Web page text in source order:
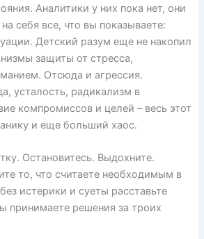
Аналитики у них пока нет, они
себя все, что вы показываете:
Детский разум еще не накопил
защиты от стресса,
Отсюда и агрессия.
усталость, радикализм в
компромиссов и целей – весь этот
и еще больший хаос.
Остановитесь. Выдохните.
то, что считаете необходимым в
истерики и суеты расставьте
принимаете решения за троих